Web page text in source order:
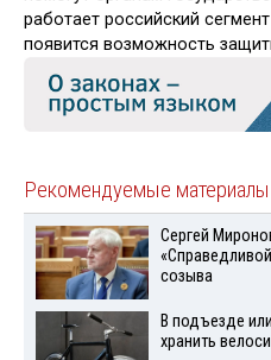
работает российский
появится возможность
Рекомендуемые материалы
Сергей
созыва
В подъезде
хранить